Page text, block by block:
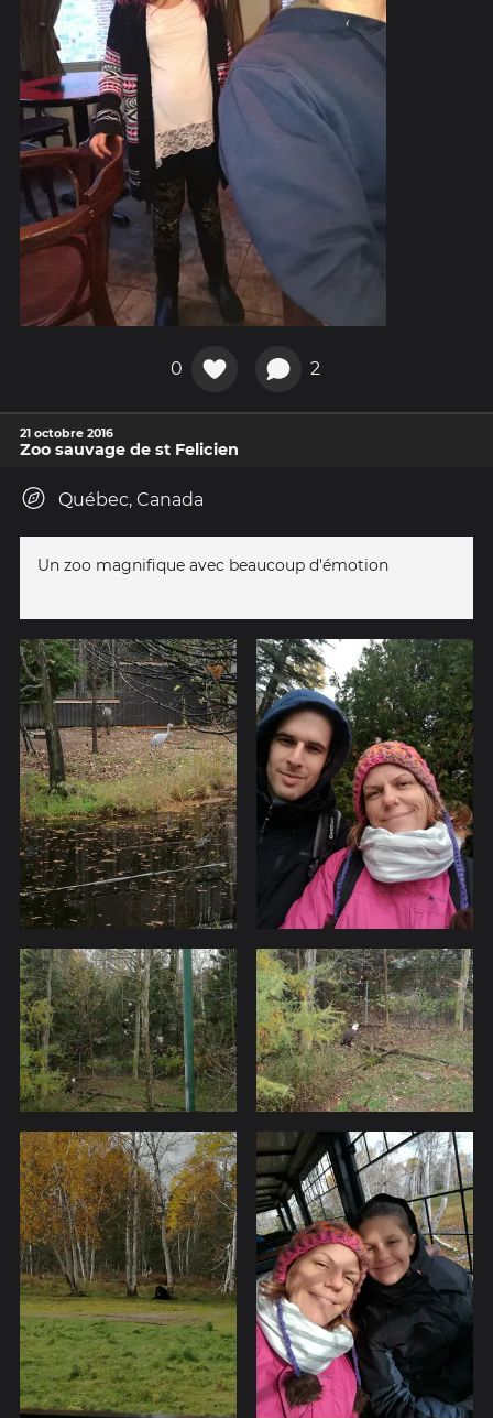
0 2
21 octobre 2016
Zoo sauvage de st Felicien
Québec, Canada
Un zoo magnifique avec beaucoup d'émotion